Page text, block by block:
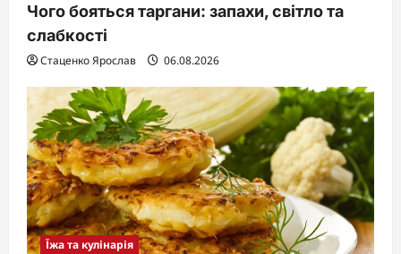
Чого бояться таргани: запахи, світло та
слабкості
Стаценко Ярослав 06.08.2026
Їжа та кулінарія